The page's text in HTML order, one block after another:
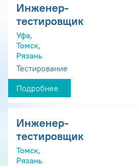
Инженер-
тестировщик
Уфа,
Томск,
Рязань
Тестирование
Подробнее
Инженер-
тестировщик
Томск,
Рязань